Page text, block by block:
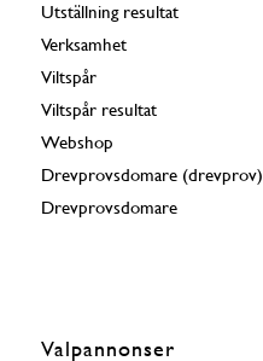
Utställning resultat
Verksamhet
Viltspår
Viltspår resultat
Webshop
Drevprovsdomare (drevprov)
Drevprovsdomare
Valpannonser